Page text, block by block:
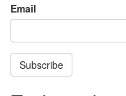
Email
Subscribe